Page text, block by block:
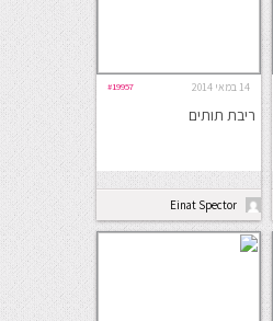
14 במאי 2014 #19957
ריבת תותים
Einat Spector